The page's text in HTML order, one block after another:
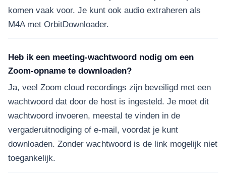
komen vaak voor. Je kunt ook audio extraheren als
M4A met OrbitDownloader.
Heb ik een meeting-wachtwoord nodig om een
Zoom-opname te downloaden?
Ja, veel Zoom cloud recordings zijn beveiligd met een
wachtwoord dat door de host is ingesteld. Je moet dit
wachtwoord invoeren, meestal te vinden in de
vergaderuitnodiging of e-mail, voordat je kunt
downloaden. Zonder wachtwoord is de link mogelijk niet
toegankelijk.